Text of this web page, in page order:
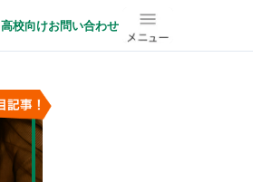
高校向けお問い合わせ メニュー